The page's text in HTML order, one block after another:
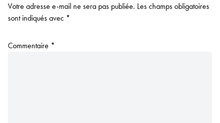
Votre adresse e-mail ne sera pas publiée. Les champs obligatoires
sont indiqués avec *
Commentaire *